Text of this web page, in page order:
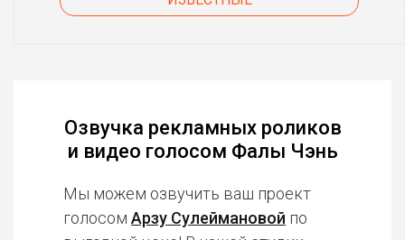
Озвучка рекламных роликов
и видео голосом Фалы Чэнь
Мы можем озвучить ваш проект
голосом Арзу Сулеймановой по